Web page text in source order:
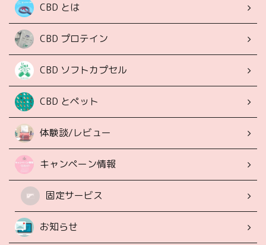
CBD とは
CBD プロテイン
CBD ソフトカプセル
CBD とペット
体験談/レビュー
キャンペーン情報
固定サービス
お知らせ